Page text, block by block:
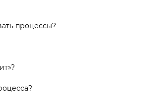
процессы?